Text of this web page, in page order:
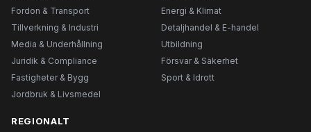
Fordon & Transport
Energi & Klimat
Tillverkning & Industri
Detaljhandel & E-handel
Media & Underhållning
Utbildning
Juridik & Compliance
Försvar & Säkerhet
Fastigheter & Bygg
Sport & Idrott
Jordbruk & Livsmedel
REGIONALT